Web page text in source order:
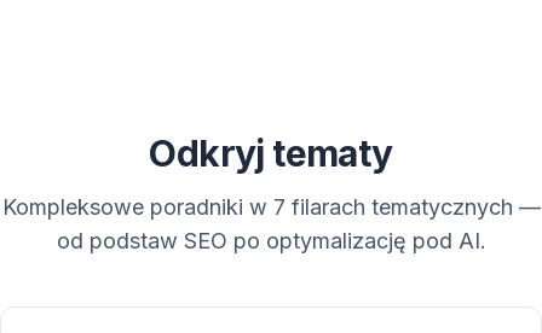
Odkryj tematy
Kompleksowe poradniki w 7 filarach tematycznych —
od podstaw SEO po optymalizację pod AI.